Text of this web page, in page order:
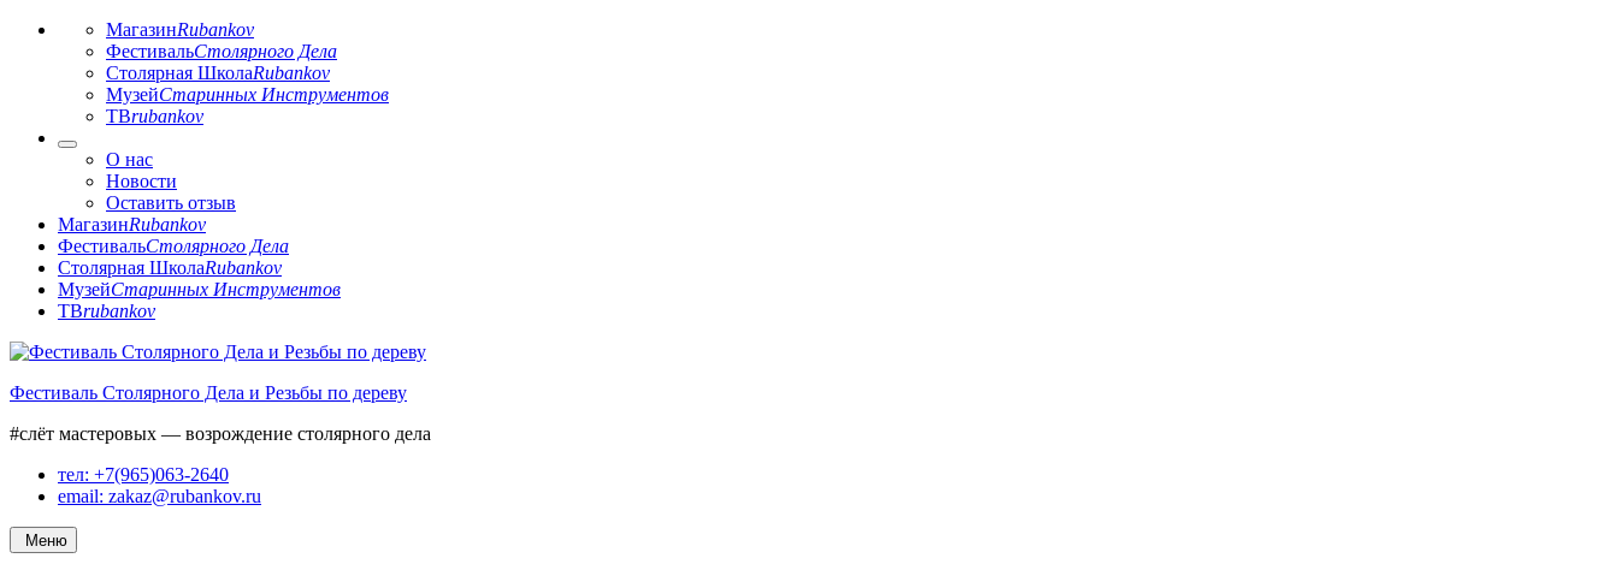
МагазинRubankov
ФестивальСтолярного Дела
Столярная ШколаRubankov
МузейСтаринных Инструментов
ТВrubankov
О нас
Новости
Оставить отзыв
МагазинRubankov
ФестивальСтолярного Дела
Столярная ШколаRubankov
МузейСтаринных Инструментов
ТВrubankov
Перейти
содержимому
Фестиваль Столярного Дела и Резьбы по дереву
#слёт мастеровых — возрождение столярного дела
тел: +7(965)063-2640
email: zakaz@rubankov.ru
Меню